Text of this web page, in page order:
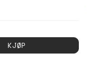
KJØP